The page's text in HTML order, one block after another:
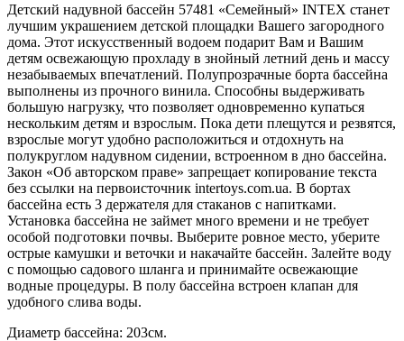
Детский надувной бассейн 57481 «Семейный» INTEX станет
лучшим украшением детской площадки Вашего загородного
дома. Этот искусственный водоем подарит Вам и Вашим
детям освежающую прохладу в знойный летний день и массу
незабываемых впечатлений. Полупрозрачные борта бассейна
выполнены из прочного винила. Способны выдерживать
большую нагрузку, что позволяет одновременно купаться
нескольким детям и взрослым. Пока дети плещутся и резвятся,
взрослые могут удобно расположиться и отдохнуть на
полукруглом надувном сидении, встроенном в дно бассейна.
Закон «Об авторском праве» запрещает копирование текста
без ссылки на первоисточник intertoys.com.ua. В бортах
бассейна есть 3 держателя для стаканов с напитками.
Установка бассейна не займет много времени и не требует
особой подготовки почвы. Выберите ровное место, уберите
острые камушки и веточки и накачайте бассейн. Залейте воду
с помощью садового шланга и принимайте освежающие
водные процедуры. В полу бассейна встроен клапан для
удобного слива воды.
Диаметр бассейна: 203см.